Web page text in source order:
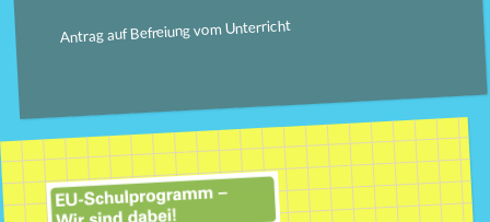
Antrag auf Befreiung vom Unterricht